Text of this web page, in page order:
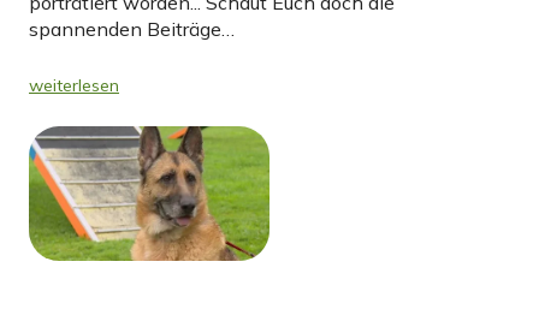
spannenden Beiträge…
weiterlesen